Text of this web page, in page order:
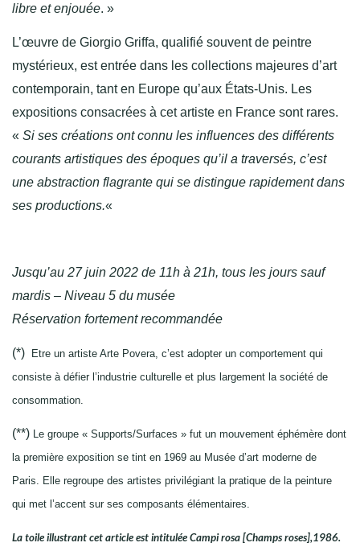
libre et enjouée. »
L’œuvre de Giorgio Griffa, qualifié souvent de peintre
mystérieux, est entrée dans les collections majeures d’art
contemporain, tant en Europe qu’aux États-Unis. Les
expositions consacrées à cet artiste en France sont rares.
« Si ses créations ont connu les influences des différents
courants artistiques des époques qu’il a traversés, c’est
une abstraction flagrante qui se distingue rapidement dans
ses productions.«
Jusqu’au 27 juin 2022 de 11h à 21h, tous les jours sauf
mardis – Niveau 5 du musée
Réservation fortement recommandée
(*) Etre un artiste Arte Povera, c’est adopter un comportement qui
consiste à défier l’industrie culturelle et plus largement la société de
consommation.
(**) Le groupe « Supports/Surfaces » fut un mouvement éphémère dont
la première exposition se tint en 1969 au Musée d’art moderne de
Paris. Elle regroupe des artistes privilégiant la pratique de la peinture
qui met l’accent sur ses composants élémentaires.
La toile illustrant cet article est intitulée Campi rosa [Champs roses],1986.